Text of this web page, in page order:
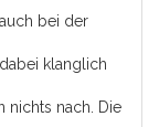
bei der
klanglich
nichts nach. Die